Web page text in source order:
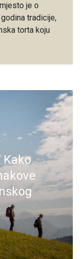
je o
tradicije,
torta koju